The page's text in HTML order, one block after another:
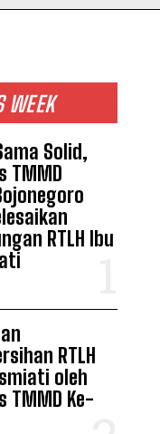
WEEK
Solid,
TMMD
RTLH Ibu
RTLH
oleh
TMMD Ke-